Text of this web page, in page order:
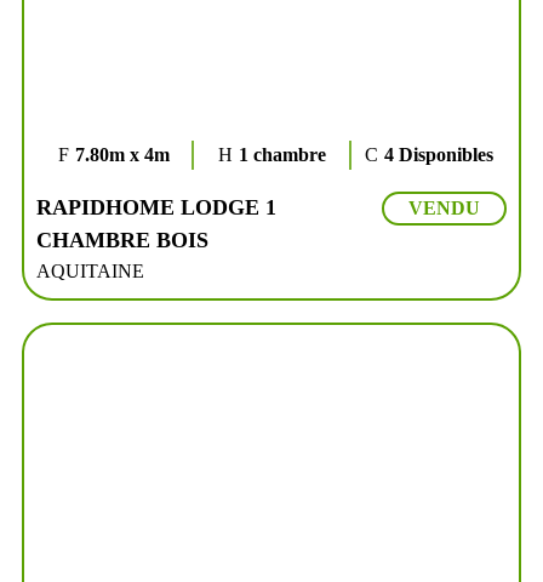
7.80m x 4m 1 chambre 4 Disponibles
RAPIDHOME LODGE 1
CHAMBRE BOIS
AQUITAINE
VENDU